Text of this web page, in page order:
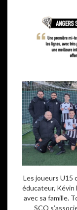
Les joueurs U15
éducateur, Kévin
avec sa famille.
SCO